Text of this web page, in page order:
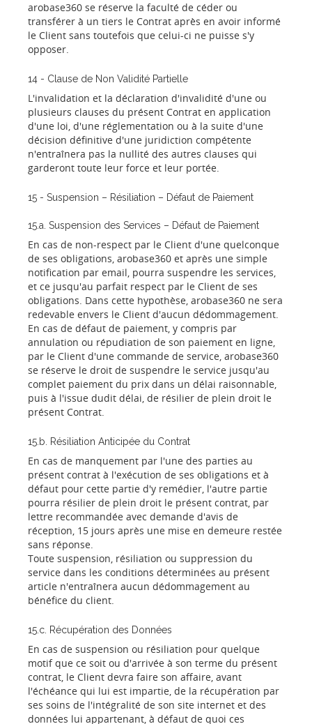
arobase360 se réserve la faculté de céder ou
transférer à un tiers le Contrat après en avoir informé
le Client sans toutefois que celui-ci ne puisse s'y
opposer.
14 - Clause de Non Validité Partielle
L'invalidation et la déclaration d'invalidité d'une ou
plusieurs clauses du présent Contrat en application
d'une loi, d'une réglementation ou à la suite d'une
décision définitive d'une juridiction compétente
n'entraînera pas la nullité des autres clauses qui
garderont toute leur force et leur portée.
15 - Suspension – Résiliation – Défaut de Paiement
15.a. Suspension des Services – Défaut de Paiement
En cas de non-respect par le Client d'une quelconque
de ses obligations, arobase360 et après une simple
notification par email, pourra suspendre les services,
et ce jusqu'au parfait respect par le Client de ses
obligations. Dans cette hypothèse, arobase360 ne sera
redevable envers le Client d'aucun dédommagement.
En cas de défaut de paiement, y compris par
annulation ou répudiation de son paiement en ligne,
par le Client d'une commande de service, arobase360
se réserve le droit de suspendre le service jusqu'au
complet paiement du prix dans un délai raisonnable,
puis à l'issue dudit délai, de résilier de plein droit le
présent Contrat.
15.b. Résiliation Anticipée du Contrat
En cas de manquement par l'une des parties au
présent contrat à l'exécution de ses obligations et à
défaut pour cette partie d'y remédier, l'autre partie
pourra résilier de plein droit le présent contrat, par
lettre recommandée avec demande d'avis de
réception, 15 jours après une mise en demeure restée
sans réponse.
Toute suspension, résiliation ou suppression du
service dans les conditions déterminées au présent
article n'entraînera aucun dédommagement au
bénéfice du client.
15.c. Récupération des Données
En cas de suspension ou résiliation pour quelque
motif que ce soit ou d'arrivée à son terme du présent
contrat, le Client devra faire son affaire, avant
l'échéance qui lui est impartie, de la récupération par
ses soins de l'intégralité de son site internet et des
données lui appartenant, à défaut de quoi ces